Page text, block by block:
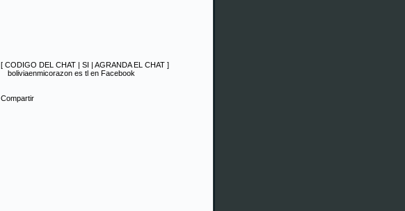
[ CODIGO DEL CHAT | SI | AGRANDA EL CHAT ]
boliviaenmicorazon es tl en Facebook
Compartir